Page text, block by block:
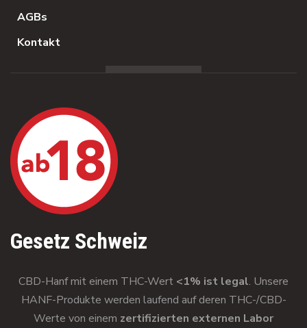
AGBs
Kontakt
Gesetz Schweiz
CBD-Hanf mit einem THC-Wert <1% ist legal. Unsere
HANF-Produkte werden laufend auf deren THC-/CBD-
Werte von einem zertifizierten externen Labor